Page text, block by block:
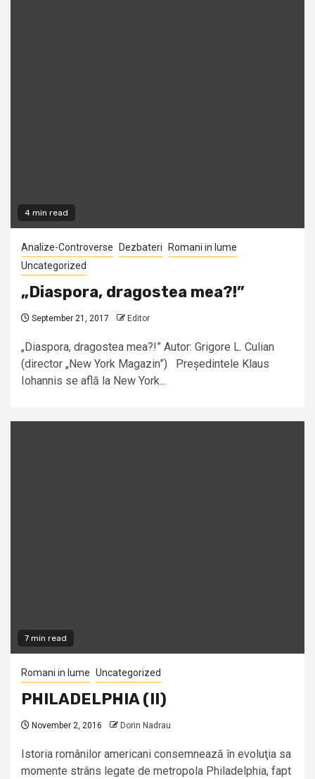
4 min read
Analize-Controverse Dezbateri
Romani in lume
Uncategorized
„Diaspora, dragostea mea?!”
September 21, 2017 Editor
„Diaspora, dragostea mea?!” Autor: Grigore L. Culian
(director „New York Magazin”) Președintele Klaus
Iohannis se află la New York...
7 min read
Romani in lume Uncategorized
PHILADELPHIA (II)
November 2, 2016 Dorin Nadrau
Istoria românilor americani consemnează în evoluţia sa
momente strâns legate de metropola Philadelphia, fapt